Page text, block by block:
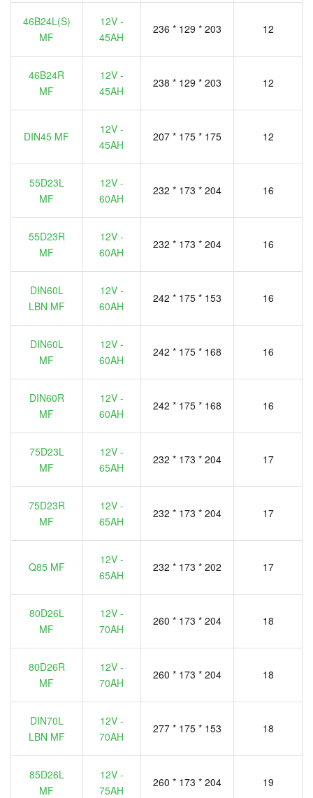
46B24L(S)
MF
12V -
45AH
236 * 129 * 203 12
46B24R
MF
12V -
45AH
238 * 129 * 203 12
DIN45 MF
12V -
45AH
207 * 175 * 175 12
55D23L
MF
12V -
60AH
232 * 173 * 204 16
55D23R
MF
12V -
60AH
232 * 173 * 204 16
DIN60L
LBN MF
12V -
60AH
242 * 175 * 153 16
DIN60L
MF
12V -
60AH
242 * 175 * 168 16
DIN60R
MF
12V -
60AH
242 * 175 * 168 16
75D23L
MF
12V -
65AH
232 * 173 * 204 17
75D23R
MF
12V -
65AH
232 * 173 * 204 17
Q85 MF
12V -
65AH
232 * 173 * 202 17
80D26L
MF
12V -
70AH
260 * 173 * 204 18
80D26R
MF
12V -
70AH
260 * 173 * 204 18
DIN70L
LBN MF
12V -
70AH
277 * 175 * 153 18
85D26L
MF
12V -
75AH
260 * 173 * 204 19